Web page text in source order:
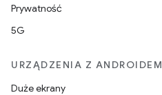
Prywatność
5G
URZĄDZENIA Z ANDROIDEM
Duże ekrany